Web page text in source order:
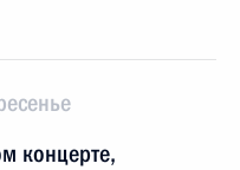
концерте,